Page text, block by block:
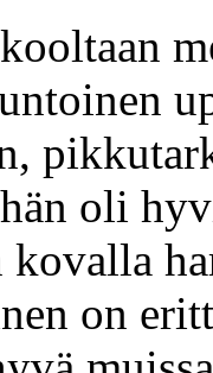
oli
on